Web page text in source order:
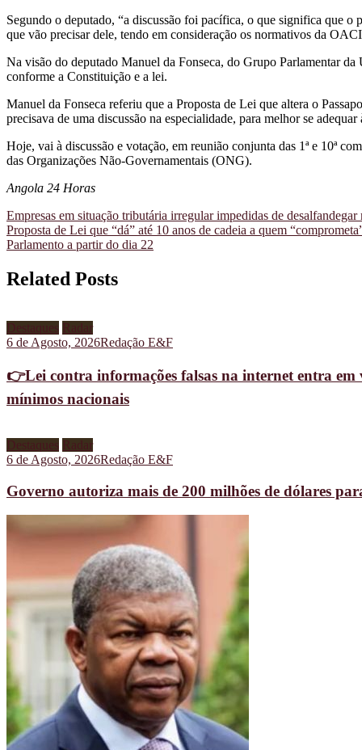
Segundo o deputado, “a discussão foi pacífica, o que significa que o
que vão precisar dele, tendo em consideração os normativos da
Na visão do deputado Manuel da Fonseca, do Grupo Parlamentar
conforme a Constituição e a lei.
Manuel da Fonseca referiu que a Proposta de Lei que altera o
precisava de uma discussão na especialidade, para melhor se
Hoje, vai à discussão e votação, em reunião conjunta das 1ª e 10ª
das Organizações Não-Governamentais (ONG).
Angola 24 Horas
Navegação
de
Empresas em situação tributária irregular impedidas de desalfandegar
Proposta de Lei que “dá” até 10 anos de cadeia a quem
Parlamento a partir do dia 22
Related Posts
Destaques Radar
6 de Agosto, 2026Redação E&F
👉Lei contra informações falsas na internet entra
mínimos nacionais
Destaques Radar
6 de Agosto, 2026Redação E&F
Governo autoriza mais de 200 milhões de dólares